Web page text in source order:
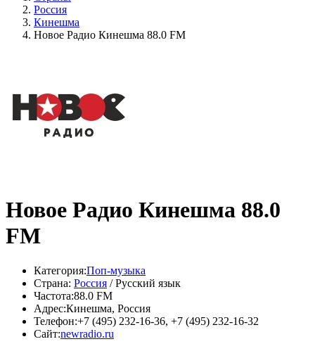
Россия
Кинешма
Новое Радио Кинешма 88.0 FM
Новое Радио Кинешма 88.0
FM
Категория:Поп-музыка
Страна: Россия / Русский язык
Частота:88.0 FM
Адрес:Кинешма, Россия
Телефон:+7 (495) 232-16-36, +7 (495) 232-16-32
Сайт:newradio.ru